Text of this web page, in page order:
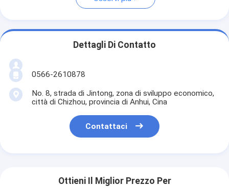
Dettagli Di Contatto
0566-2610878
No. 8, strada di Jintong, zona di sviluppo economico,
città di Chizhou, provincia di Anhui, Cina
Contattaci
Ottieni Il Miglior Prezzo Per